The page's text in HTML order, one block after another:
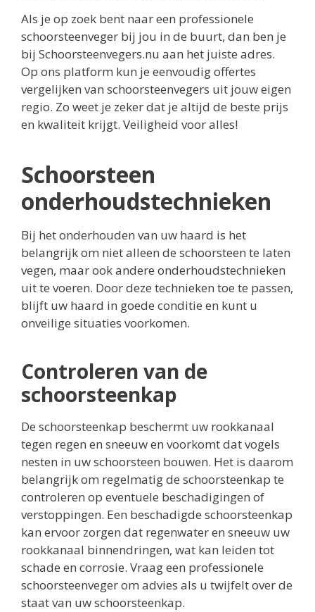
Als je op zoek bent naar een professionele
schoorsteenveger bij jou in de buurt, dan ben je
bij Schoorsteenvegers.nu aan het juiste adres.
Op ons platform kun je eenvoudig offertes
vergelijken van schoorsteenvegers uit jouw eigen
regio. Zo weet je zeker dat je altijd de beste prijs
en kwaliteit krijgt. Veiligheid voor alles!
Schoorsteen
onderhoudstechnieken
Bij het onderhouden van uw haard is het
belangrijk om niet alleen de schoorsteen te laten
vegen, maar ook andere onderhoudstechnieken
uit te voeren. Door deze technieken toe te passen,
blijft uw haard in goede conditie en kunt u
onveilige situaties voorkomen.
Controleren van de
schoorsteenkap
De schoorsteenkap beschermt uw rookkanaal
tegen regen en sneeuw en voorkomt dat vogels
nesten in uw schoorsteen bouwen. Het is daarom
belangrijk om regelmatig de schoorsteenkap te
controleren op eventuele beschadigingen of
verstoppingen. Een beschadigde schoorsteenkap
kan ervoor zorgen dat regenwater en sneeuw uw
rookkanaal binnendringen, wat kan leiden tot
schade en corrosie. Vraag een professionele
schoorsteenveger om advies als u twijfelt over de
staat van uw schoorsteenkap.